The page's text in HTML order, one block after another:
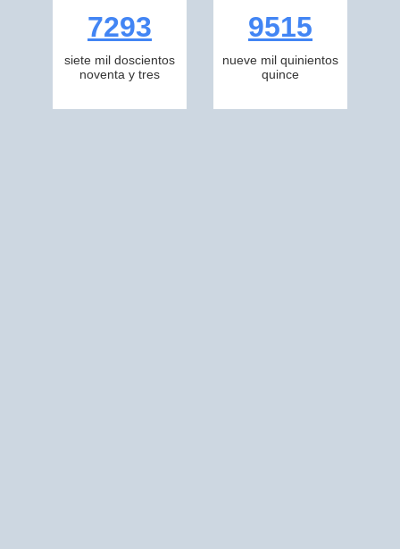
7293
siete mil doscientos
noventa y tres
9515
nueve mil quinientos
quince